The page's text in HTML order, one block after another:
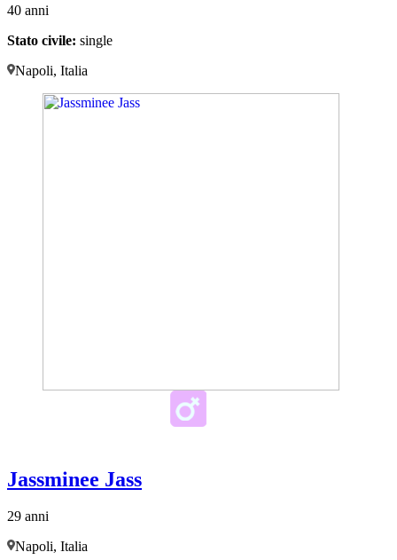
40 anni
Stato civile: single
Napoli, Italia
Jassminee Jass
29 anni
Napoli, Italia